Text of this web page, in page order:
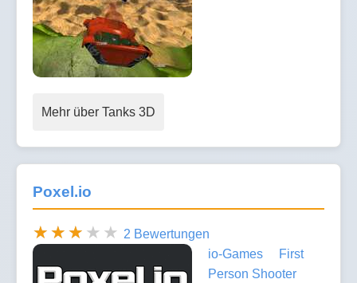
Mehr über Tanks 3D
Poxel.io
2 Bewertungen
io-Games
First
Person Shooter